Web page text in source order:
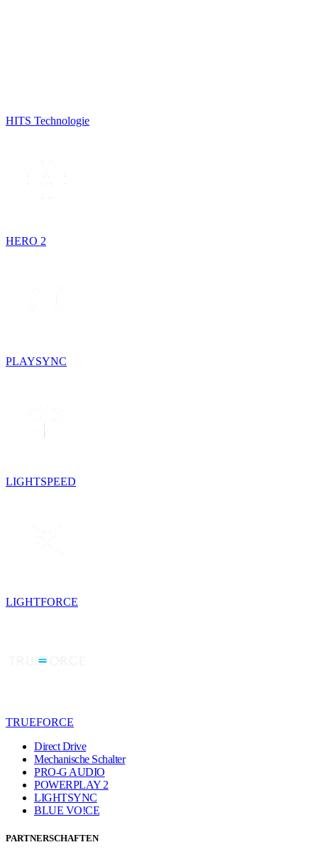
HITS Technologie
HERO 2
PLAYSYNC
LIGHTSPEED
LIGHTFORCE
TRUEFORCE
Direct Drive
Mechanische Schalter
PRO-G AUDIO
POWERPLAY 2
LIGHTSYNC
BLUE VO!CE
PARTNERSCHAFTEN